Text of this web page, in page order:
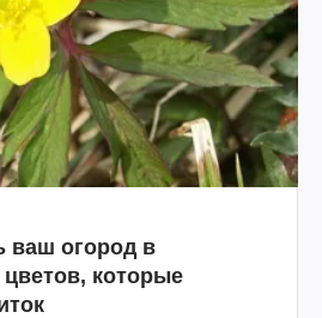
ваш огород в
которые